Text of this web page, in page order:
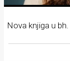
Nova knjiga u